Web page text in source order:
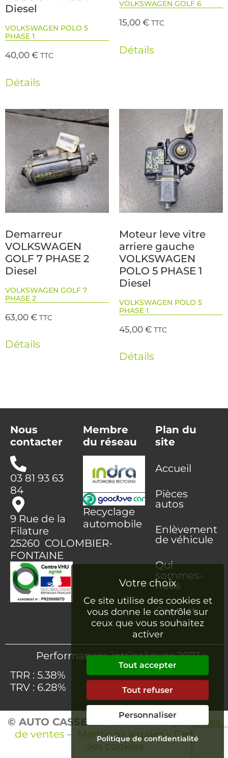
Diesel
VOLKSWAGEN POLO 5
PHASE 1
40,00€ TTC
Détails
VOLKSWAGEN GOLF 6
15,00€ TTC
Détails
Demarreur
VOLKSWAGEN
GOLF 7 PHASE 2
Diesel
VOLKSWAGEN GOLF 7
PHASE 2
63,00€ TTC
Détails
Moteur leve vitre
arriere gauche
VOLKSWAGEN
POLO 5 PHASE 1
Diesel
VOLKSWAGEN POLO 5
PHASE 1
45,00€ TTC
Détails
Nous
contacter
03 81 93 63
84
9 Rue de la
Filature
25260 COLOMBIER-
FONTAINE
Membre
du réseau
Recyclage
automobile
Plan du
site
Accueil
Pièces
autos
Enlèvement
de véhicule
Qui
sommes-
nous
Contact
Performances intrinsèques 2023 :
TRR : 5.38%
TRV : 6.28%
© AUTO CASSE 25–Conditions générales
de ventes – Mentions légales–Gestion
des cookies
Ce site utilise des cookies et
vous donne le contrôle sur
ceux que vous souhaitez
activer
Tout accepter
Tout refuser
Personnaliser
Politique de confidentialité